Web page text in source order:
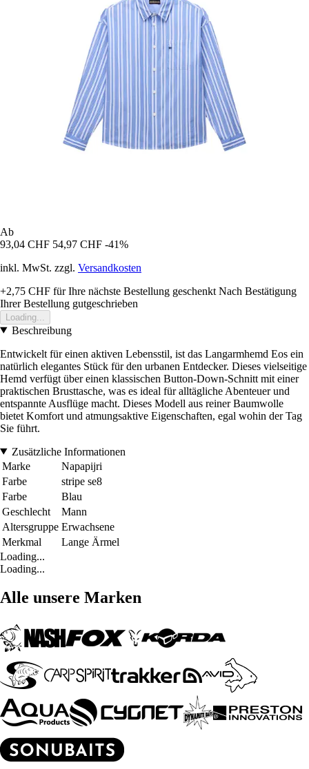
Ab
93,04 CHF 54,97 CHF -41%
inkl. MwSt. zzgl. Versandkosten
+2,75 CHF für Ihre nächste Bestellung geschenkt Nach Bestätigung
Ihrer Bestellung gutgeschrieben
Loading...
Beschreibung
Entwickelt für einen aktiven Lebensstil, ist das Langarmhemd Eos ein
natürlich elegantes Stück für den urbanen Entdecker. Dieses vielseitige
Hemd verfügt über einen klassischen Button-Down-Schnitt mit einer
praktischen Brusttasche, was es ideal für alltägliche Abenteuer und
entspannte Ausflüge macht. Dieses Modell aus reiner Baumwolle
bietet Komfort und atmungsaktive Eigenschaften, egal wohin der Tag
Sie führt.
Zusätzliche Informationen
Marke
Napapijri
Farbe
stripe se8
Farbe
Blau
Geschlecht
Mann
Altersgruppe Erwachsene
Merkmal
Lange Ärmel
Loading...
Loading...
Alle unsere Marken